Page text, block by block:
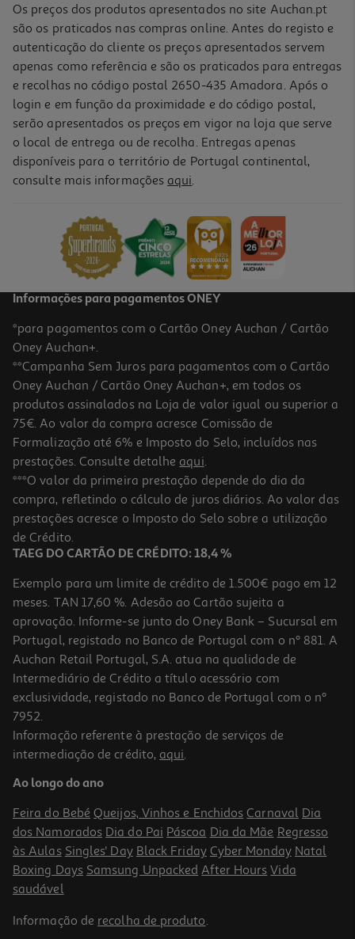
Taça Lumimarc Branco 10cm
-20%
5.0
Azeitoneira N.0 Soceramica Barro Pintado
3.99 €/un
Price reduced from
4,99 €to
3,99 €
Promoção
-11%
Tigela Com Prato N.0 Soceramica Barro Pintado
3.79 €/un
3,79 €
Promoção
Os preços dos produtos apresentados no site Auchan.pt
são os praticados nas compras online. Antes do registo e
autenticação do cliente os preços apresentados servem
apenas como referência e são os praticados para entregas
e recolhas no código postal 2650-435 Amadora. Após o
login e em função da proximidade e do código postal,
serão apresentados os preços em vigor na loja que serve
o local de entrega ou de recolha. Entregas apenas
disponíveis para o território de Portugal continental,
consulte mais informações aqui.
Informações para pagamentos ONEY
*para pagamentos com o Cartão Oney Auchan / Cartão
Oney Auchan+.
**Campanha Sem Juros para pagamentos com o Cartão
Oney Auchan / Cartão Oney Auchan+, em todos os
produtos assinalados na Loja de valor igual ou superior a
75€. Ao valor da compra acresce Comissão de
Formalização até 6% e Imposto do Selo, incluídos nas
prestações. Consulte detalhe aqui.
***O valor da primeira prestação depende do dia da
compra, refletindo o cálculo de juros diários. Ao valor das
prestações acresce o Imposto do Selo sobre a utilização
de Crédito.
TAEG DO CARTÃO DE CRÉDITO: 18,4 %
Exemplo para um limite de crédito de 1.500€ pago em 12
meses. TAN 17,60 %. Adesão ao Cartão sujeita a
aprovação. Informe-se junto do Oney Bank – Sucursal em
Portugal, registado no Banco de Portugal com o nº 881. A
Auchan Retail Portugal, S.A. atua na qualidade de
Intermediário de Crédito a título acessório com
exclusividade, registado no Banco de Portugal com o nº
7952.
Informação referente à prestação de serviços de
intermediação de crédito, aqui.
Ao longo do ano
Feira do Bebé Queijos, Vinhos e Enchidos Carnaval Dia
dos Namorados Dia do Pai Páscoa Dia da Mãe Regresso
às Aulas Singles' Day Black Friday Cyber Monday Natal
Boxing Days Samsung Unpacked After Hours Vida
saudável
Informação de recolha de produto.